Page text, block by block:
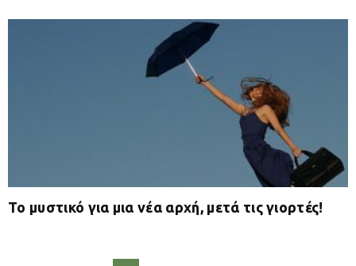
Το μυστικό για μια νέα αρχή, μετά τις γιορτές!